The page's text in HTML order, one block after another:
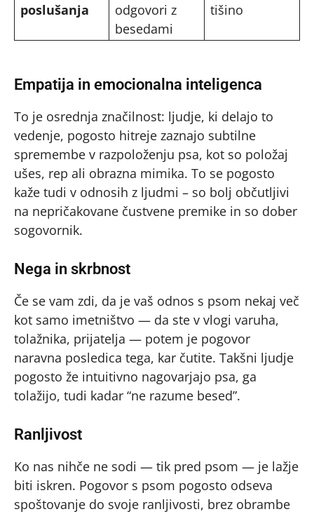
poslušanja
odgovori z
besedami
tišino
Empatija in emocionalna inteligenca
To je osrednja značilnost: ljudje, ki delajo to
vedenje, pogosto hitreje zaznajo subtilne
spremembe v razpoloženju psa, kot so položaj
ušes, rep ali obrazna mimika. To se pogosto
kaže tudi v odnosih z ljudmi – so bolj občutljivi
na nepričakovane čustvene premike in so dober
sogovornik.
Nega in skrbnost
Če se vam zdi, da je vaš odnos s psom nekaj več
kot samo imetništvo — da ste v vlogi varuha,
tolažnika, prijatelja — potem je pogovor
naravna posledica tega, kar čutite. Takšni ljudje
pogosto že intuitivno nagovarjajo psa, ga
tolažijo, tudi kadar “ne razume besed”.
Ranljivost
Ko nas nihče ne sodi — tik pred psom — je lažje
biti iskren. Pogovor s psom pogosto odseva
spoštovanje do svoje ranljivosti, brez obrambe